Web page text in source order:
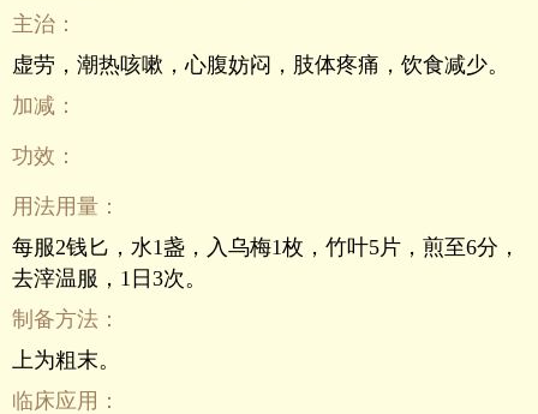
主治：
虚劳，潮热咳嗽，心腹妨闷，肢体疼痛，饮食减少。
加减：
功效：
用法用量：
每服2钱匕，水1盏，入乌梅1枚，竹叶5片，煎至6分，
去滓温服，1日3次。
制备方法：
上为粗末。
临床应用：